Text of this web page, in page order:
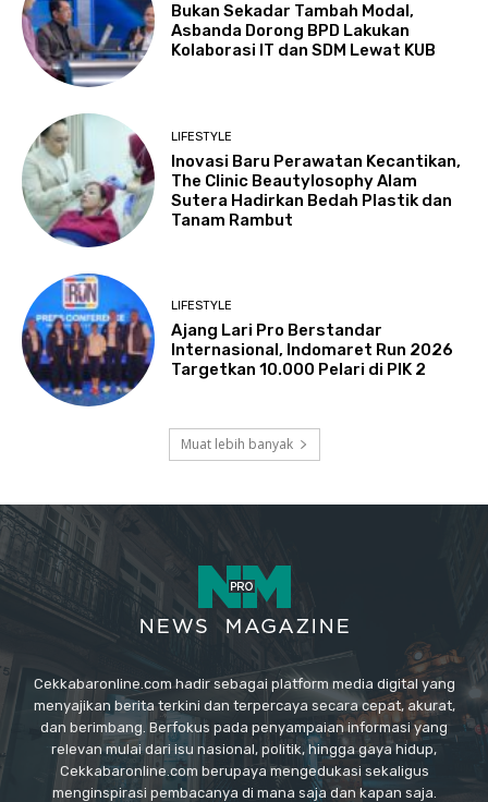
Bukan Sekadar Tambah Modal,
Asbanda Dorong BPD Lakukan
Kolaborasi IT dan SDM Lewat KUB
LIFESTYLE
Inovasi Baru Perawatan Kecantikan,
The Clinic Beautylosophy Alam
Sutera Hadirkan Bedah Plastik dan
Tanam Rambut
LIFESTYLE
Ajang Lari Pro Berstandar
Internasional, Indomaret Run 2026
Targetkan 10.000 Pelari di PIK 2
Muat lebih banyak
Cekkabaronline.com hadir sebagai platform media digital yang
menyajikan berita terkini dan terpercaya secara cepat, akurat,
dan berimbang. Berfokus pada penyampaian informasi yang
relevan mulai dari isu nasional, politik, hingga gaya hidup,
Cekkabaronline.com berupaya mengedukasi sekaligus
menginspirasi pembacanya di mana saja dan kapan saja.